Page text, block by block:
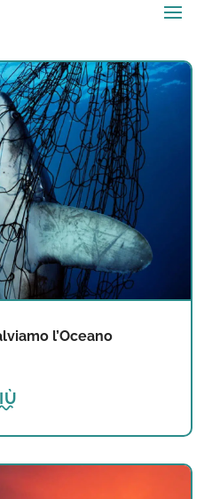
l’Oceano